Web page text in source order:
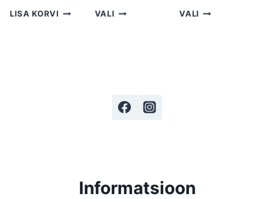
LISA KORVI VALI VALI
Informatsioon